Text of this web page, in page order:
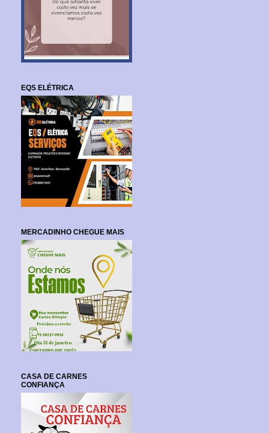
EQS ELÉTRICA
MERCADINHO CHEGUE MAIS
CASA DE CARNES
CONFIANÇA